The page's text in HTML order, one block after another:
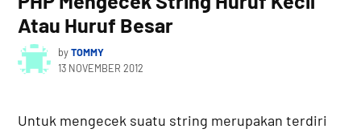
Atau Huruf Besar
byTOMMY
13 NOVEMBER 2012
Untuk mengecek suatu string merupakan terdiri